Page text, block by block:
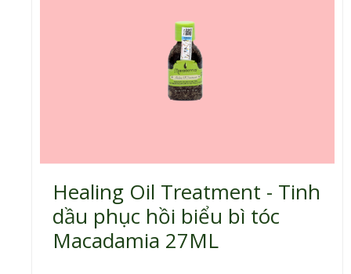
Healing Oil Treatment - Tinh
dầu phục hồi biểu bì tóc
Macadamia 27ML